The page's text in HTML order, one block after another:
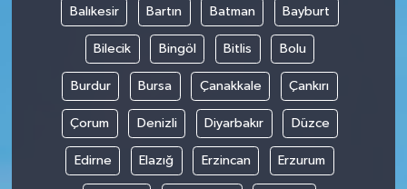
Balıkesir Bartın Batman Bayburt
Bilecik Bingöl Bitlis Bolu
Burdur Bursa Çanakkale Çankırı
Çorum Denizli Diyarbakır Düzce
Edirne Elazığ Erzincan Erzurum